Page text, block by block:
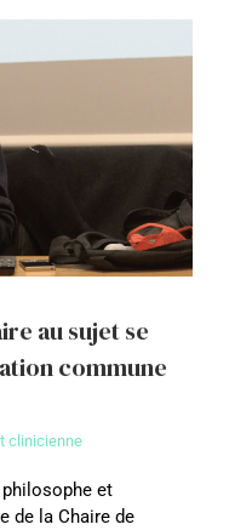
au sujet se
commune
clinicienne
philosophe et
de la Chaire de